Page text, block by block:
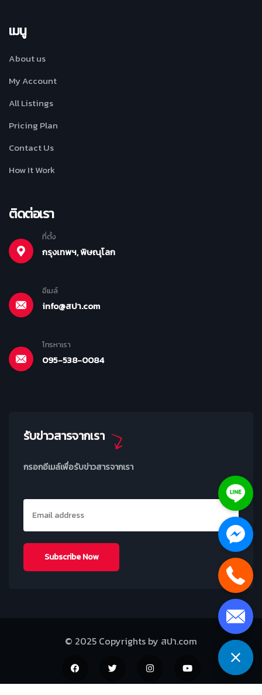
เมนู
About us
My Account
All Listings
Pricing Plan
Contact Us
How It Work
ติดต่อเรา
ที่ตั้ง
กรุงเทพฯ, พิษณุโลก
อีเมล์
info@สปา.com
โทรหาเรา
095-538-0084
รับข่าวสารจากเรา
กรอกอีเมล์เพื่อรับข่าวสารจากเรา
© 2025 Copyrights by สปา.com